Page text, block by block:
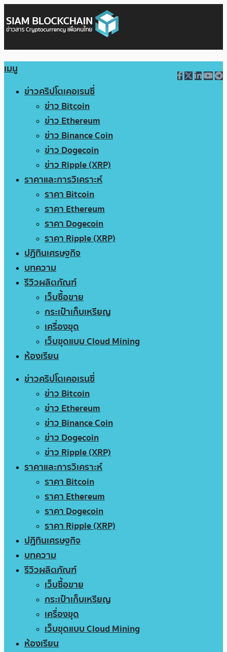
เมนู
ข่าวคริปโตเคอเรนซี่
ข่าว Bitcoin
ข่าว Ethereum
ข่าว Binance Coin
ข่าว Dogecoin
ข่าว Ripple (XRP)
ราคาและการวิเคราะห์
ราคา Bitcoin
ราคา Ethereum
ราคา Dogecoin
ราคา Ripple (XRP)
ปฏิทินเศรษฐกิจ
บทความ
รีวิวผลิตภัณฑ์
เว็บซื้อขาย
กระเป๋าเก็บเหรียญ
เครื่องขุด
เว็บขุดแบบ Cloud Mining
ห้องเรียน
ข่าวคริปโตเคอเรนซี่
ข่าว Bitcoin
ข่าว Ethereum
ข่าว Binance Coin
ข่าว Dogecoin
ข่าว Ripple (XRP)
ราคาและการวิเคราะห์
ราคา Bitcoin
ราคา Ethereum
ราคา Dogecoin
ราคา Ripple (XRP)
ปฏิทินเศรษฐกิจ
บทความ
รีวิวผลิตภัณฑ์
เว็บซื้อขาย
กระเป๋าเก็บเหรียญ
เครื่องขุด
เว็บขุดแบบ Cloud Mining
ห้องเรียน